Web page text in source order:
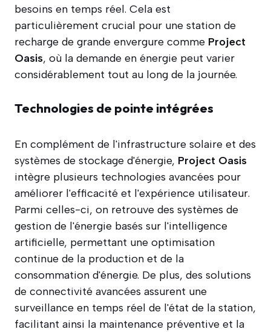
besoins en temps réel. Cela est
particulièrement crucial pour une station de
recharge de grande envergure comme Project
Oasis, où la demande en énergie peut varier
considérablement tout au long de la journée.
Technologies de pointe intégrées
En complément de l'infrastructure solaire et des
systèmes de stockage d'énergie, Project Oasis
intègre plusieurs technologies avancées pour
améliorer l'efficacité et l'expérience utilisateur.
Parmi celles-ci, on retrouve des systèmes de
gestion de l'énergie basés sur l'intelligence
artificielle, permettant une optimisation
continue de la production et de la
consommation d'énergie. De plus, des solutions
de connectivité avancées assurent une
surveillance en temps réel de l'état de la station,
facilitant ainsi la maintenance préventive et la